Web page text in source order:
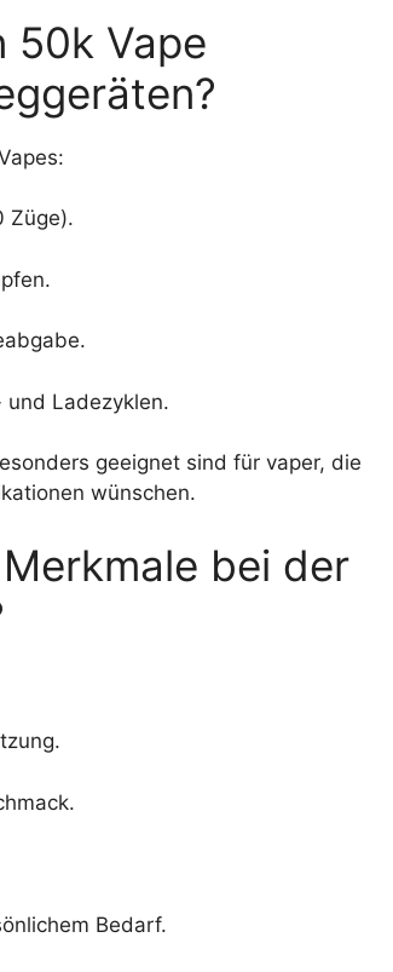
50k Vape
Züge).
und Ladezyklen.
geeignet sind für vaper, die
wünschen.
bei der
Bedarf.